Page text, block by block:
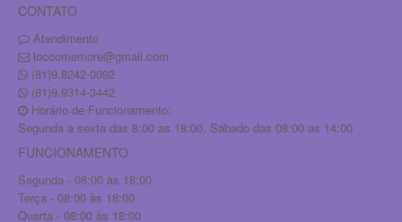
CONTATO
Atendimento
loccomemore@gmail.com
(81)9.8242-0092
(81)9.9314-3442
Horário de Funcionamento:
Segunda a sexta das 8:00 as 18:00. Sábado das 08:00 as 14:00
FUNCIONAMENTO
Segunda - 08:00 às 18:00
Terça - 08:00 às 18:00
Quarta - 08:00 às 18:00